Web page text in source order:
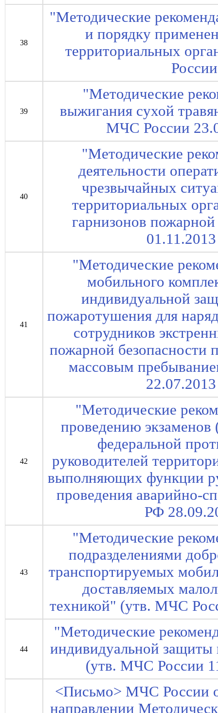
38
"Методические
и порядку
территориальных
39
"Методические
выжигания сухой
МЧС России
40
"Методические
деятельности
чрезвычайных
территориальных
гарнизонов
41
"Методические
мобильного
индивидуальной
пожаротушения для
сотрудников
пожарной безопасности
массовым
42
"Методические
проведению
федеральной
руководителей
выполняющих функции
проведения аварийно-
РФ
43
"Методические
подразделениями
транспортируемых
доставляемых
техникой" (утв. МЧС
44
"Методические
индивидуальной
(утв. МЧС России
<Письмо> МЧС России
направлении